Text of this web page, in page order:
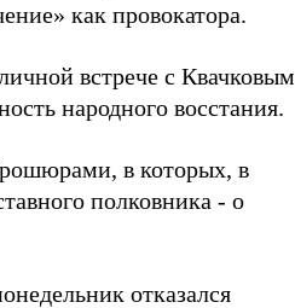
как провокатора.
встрече с Квачковым
народного восстания.
в которых, в
полковника - о
отказался